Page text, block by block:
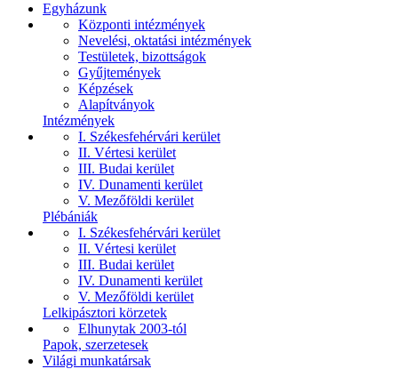
Egyházunk
Központi intézmények
Nevelési, oktatási intézmények
Testületek, bizottságok
Gyűjtemények
Képzések
Alapítványok
Intézmények
I. Székesfehérvári kerület
II. Vértesi kerület
III. Budai kerület
IV. Dunamenti kerület
V. Mezőföldi kerület
Plébániák
I. Székesfehérvári kerület
II. Vértesi kerület
III. Budai kerület
IV. Dunamenti kerület
V. Mezőföldi kerület
Lelkipásztori körzetek
Elhunytak 2003-tól
Papok, szerzetesek
Világi munkatársak